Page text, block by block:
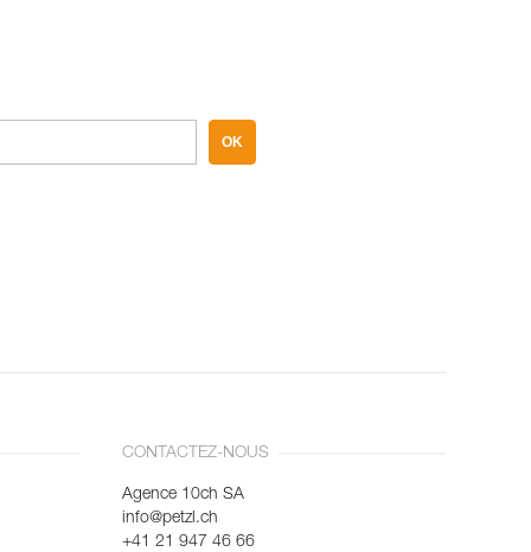
OK
CONTACTEZ-NOUS
Agence 10ch SA
info@petzl.ch
+41 21 947 46 66